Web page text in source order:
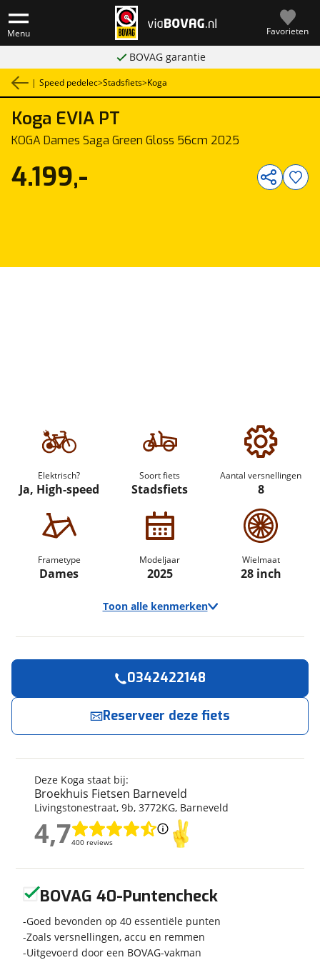
Menu Favorieten
BOVAG garantie
| Speed pedelec>Stadsfiets>Koga
Koga EVIA PT
KOGA Dames Saga Green Gloss 56cm 2025
Elektrisch?
Ja, High-speed
Soort fiets
Stadsfiets
Aantal versnellingen
8
Frametype
Dames
Modeljaar
2025
Wielmaat
28 inch
Toon alle kenmerken
Koga
Model
EVIA PT
Soort fiets
Stadsfiets
Frametype
Dames
Framehoogte
56 cm
Wielmaat
28 inch
Nieuw of occasion
Nieuw
Techniek
4.199,-
Deze Koga staat bij:
Broekhuis Fietsen Barneveld
Livingstonestraat, 9b, 3772KG, Barneveld
4,7400 reviews
4,7
0342422148
Reserveer deze fiets
nu!
Broekhuis Fietsen Barneveld neemt snel
Naam
BOVAG 40-Puntencheck
Goed bevonden op 40 essentiële punten
Zoals versnellingen, accu en remmen
Uitgevoerd door een BOVAG-vakman